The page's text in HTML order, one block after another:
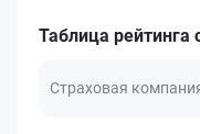
Таблица рейтинга
Страховая